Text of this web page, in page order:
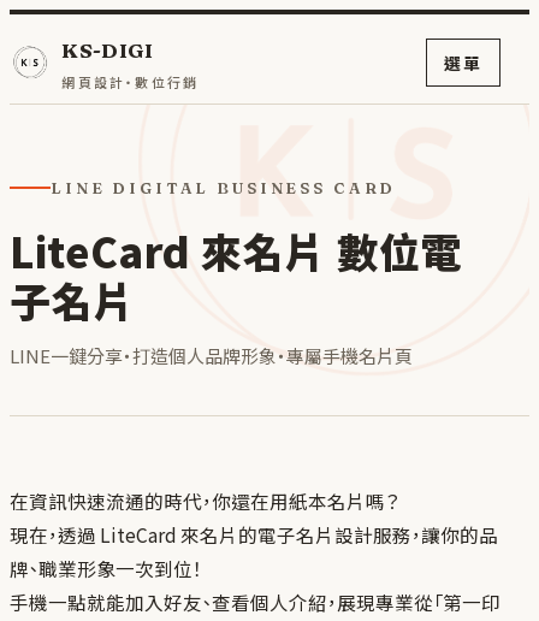
KS-DIGI
網頁設計・數位行銷
選單
LINE DIGITAL BUSINESS CARD
LiteCard 來名片 數位電
子名片
LINE一鍵分享・打造個人品牌形象・專屬手機名片頁
在資訊快速流通的時代，你還在用紙本名片嗎？
現在，透過 LiteCard 來名片的電子名片設計服務，讓你的品
牌、職業形象一次到位！
手機一點就能加入好友、查看個人介紹，展現專業從「第一印